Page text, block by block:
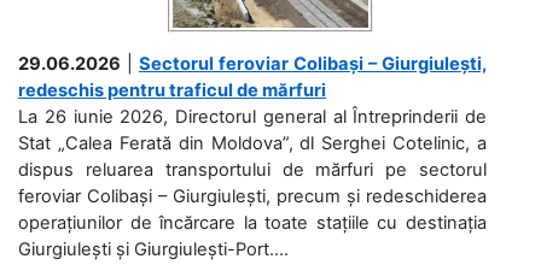
29.06.2026
Sectorul feroviar Colibași – Giurgiulești,
redeschis pentru traficul de mărfuri
La 26 iunie 2026, Directorul general al Întreprinderii de
Stat „Calea Ferată din Moldova”, dl Serghei Cotelinic, a
dispus reluarea transportului de mărfuri pe sectorul
feroviar Colibași – Giurgiulești, precum și redeschiderea
operațiunilor de încărcare la toate stațiile cu destinația
Giurgiulești și Giurgiulești-Port....